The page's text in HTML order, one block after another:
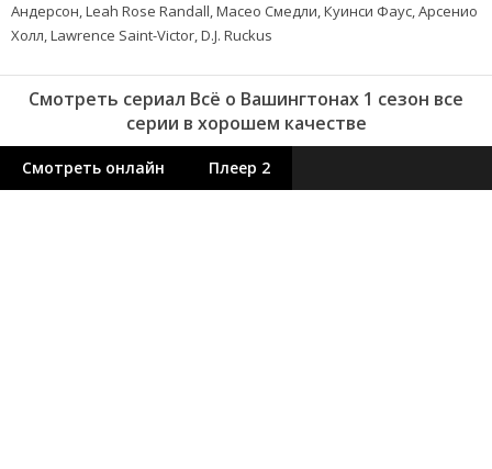
Андерсон, Leah Rose Randall, Масео Смедли, Куинси Фаус, Арсенио
Холл, Lawrence Saint-Victor, D.J. Ruckus
Смотреть сериал Всё о Вашингтонах 1 сезон все
серии в хорошем качестве
Смотреть онлайн Плеер 2